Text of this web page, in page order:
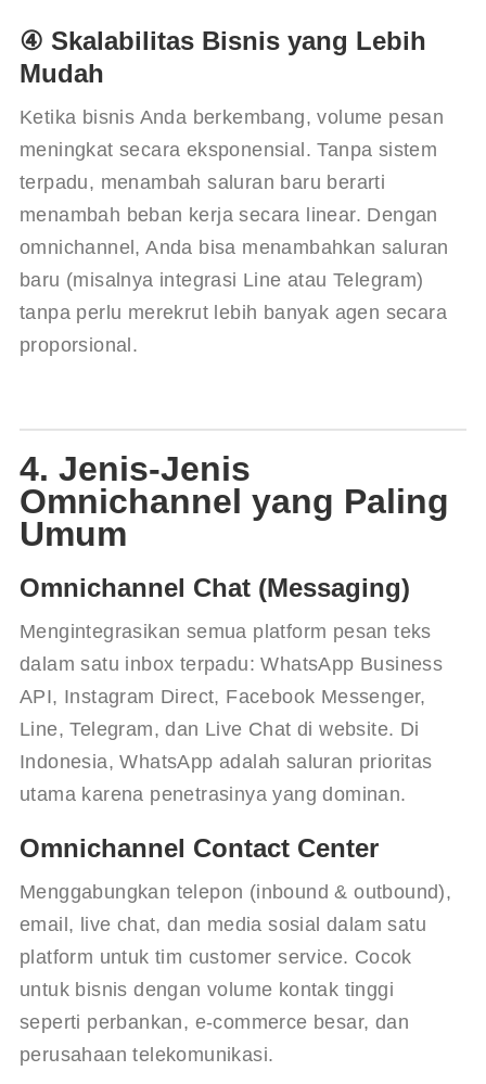
④ Skalabilitas Bisnis yang Lebih
Mudah
Ketika bisnis Anda berkembang, volume pesan
meningkat secara eksponensial. Tanpa sistem
terpadu, menambah saluran baru berarti
menambah beban kerja secara linear. Dengan
omnichannel, Anda bisa menambahkan saluran
baru (misalnya integrasi Line atau Telegram)
tanpa perlu merekrut lebih banyak agen secara
proporsional.
4. Jenis-Jenis
Omnichannel yang Paling
Umum
Omnichannel Chat (Messaging)
Mengintegrasikan semua platform pesan teks
dalam satu inbox terpadu: WhatsApp Business
API, Instagram Direct, Facebook Messenger,
Line, Telegram, dan Live Chat di website. Di
Indonesia, WhatsApp adalah saluran prioritas
utama karena penetrasinya yang dominan.
Omnichannel Contact Center
Menggabungkan telepon (inbound & outbound),
email, live chat, dan media sosial dalam satu
platform untuk tim customer service. Cocok
untuk bisnis dengan volume kontak tinggi
seperti perbankan, e-commerce besar, dan
perusahaan telekomunikasi.